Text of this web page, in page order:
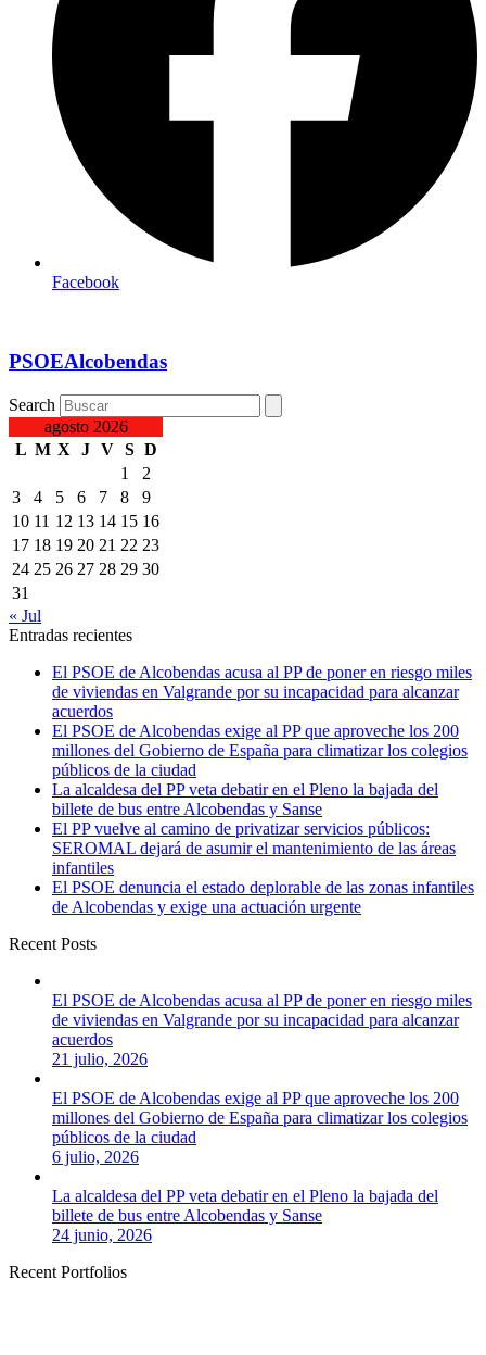
Facebook
PSOEAlcobendas
Search
agosto 2026
L M X J V S D
1
2
3
4 5 6 7 8
9
10 11 12 13 14 15 16
17 18 19 20 21 22 23
24 25 26 27 28 29 30
31
« Jul
Entradas recientes
El PSOE de Alcobendas acusa al PP de poner en riesgo miles
de viviendas en Valgrande por su incapacidad para alcanzar
acuerdos
El PSOE de Alcobendas exige al PP que aproveche los 200
millones del Gobierno de España para climatizar los colegios
públicos de la ciudad
La alcaldesa del PP veta debatir en el Pleno la bajada del
billete de bus entre Alcobendas y Sanse
El PP vuelve al camino de privatizar servicios públicos:
SEROMAL dejará de asumir el mantenimiento de las áreas
infantiles
El PSOE denuncia el estado deplorable de las zonas infantiles
de Alcobendas y exige una actuación urgente
Recent Posts
El PSOE de Alcobendas acusa al PP de poner en riesgo miles
de viviendas en Valgrande por su incapacidad para alcanzar
acuerdos
21 julio, 2026
El PSOE de Alcobendas exige al PP que aproveche los 200
millones del Gobierno de España para climatizar los colegios
públicos de la ciudad
6 julio, 2026
La alcaldesa del PP veta debatir en el Pleno la bajada del
billete de bus entre Alcobendas y Sanse
24 junio, 2026
Recent Portfolios